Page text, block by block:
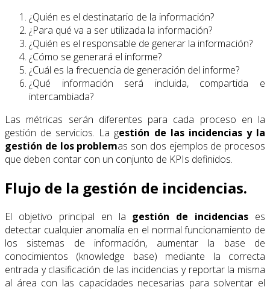
¿Quién es el destinatario de la información?
¿Para qué va a ser utilizada la información?
¿Quién es el responsable de generar la información?
¿Cómo se generará el informe?
¿Cuál es la frecuencia de generación del informe?
¿Qué información será incluida, compartida e
intercambiada?
Las métricas serán diferentes para cada proceso en la
gestión de servicios. La gestión de las incidencias y la
gestión de los problemas son dos ejemplos de procesos
que deben contar con un conjunto de KPIs definidos.
Flujo de la gestión de incidencias.
El objetivo principal en la gestión de incidencias es
detectar cualquier anomalía en el normal funcionamiento de
los sistemas de información, aumentar la base de
conocimientos (knowledge base) mediante la correcta
entrada y clasificación de las incidencias y reportar la misma
al área con las capacidades necesarias para solventar el